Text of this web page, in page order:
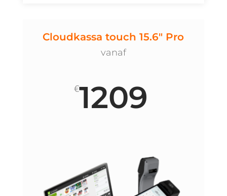
Cloudkassa touch 15.6" Pro
vanaf
€1209